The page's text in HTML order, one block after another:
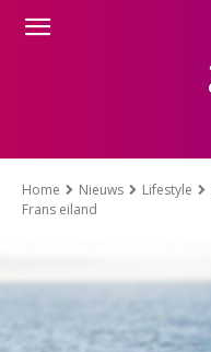
Home Nieuws Lifestyle
Frans eiland